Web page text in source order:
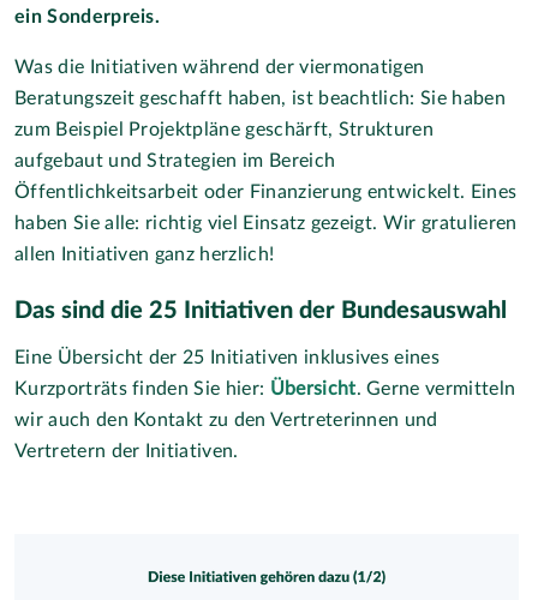
ein Sonderpreis.
Was die Initiativen während der viermonatigen
Beratungszeit geschafft haben, ist beachtlich: Sie haben
zum Beispiel Projektpläne geschärft, Strukturen
aufgebaut und Strategien im Bereich
Öffentlichkeitsarbeit oder Finanzierung entwickelt. Eines
haben Sie alle: richtig viel Einsatz gezeigt. Wir gratulieren
allen Initiativen ganz herzlich!
Das sind die 25 Initiativen der Bundesauswahl
Eine Übersicht der 25 Initiativen inklusives eines
Kurzporträts finden Sie hier: Übersicht. Gerne vermitteln
wir auch den Kontakt zu den Vertreterinnen und
Vertretern der Initiativen.